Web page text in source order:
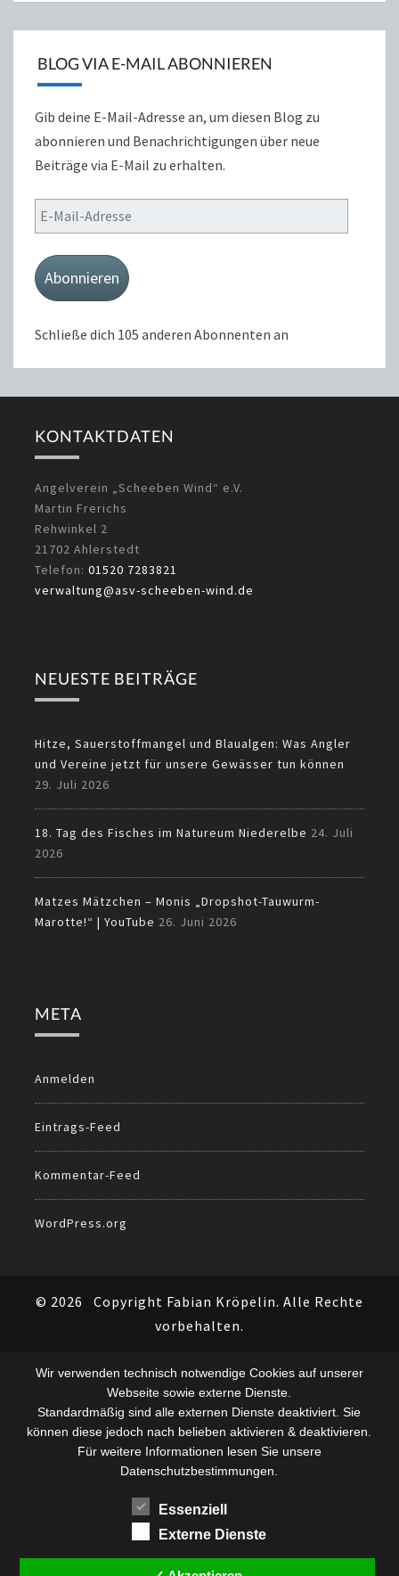
BLOG VIA E-MAIL ABONNIEREN
Gib deine E-Mail-Adresse an, um diesen Blog zu
abonnieren und Benachrichtigungen über neue
Beiträge via E-Mail zu erhalten.
E-
Mail-
Adresse
Abonnieren
Schließe dich 105 anderen Abonnenten an
KONTAKTDATEN
Angelverein „Scheeben Wind“ e.V.
Martin Frerichs
Rehwinkel 2
21702 Ahlerstedt
Telefon: 01520 7283821
verwaltung@asv-scheeben-wind.de
NEUESTE BEITRÄGE
Hitze, Sauerstoffmangel und Blaualgen: Was Angler
und Vereine jetzt für unsere Gewässer tun können
29. Juli 2026
18. Tag des Fisches im Natureum Niederelbe 24. Juli
2026
Matzes Mätzchen – Monis „Dropshot-Tauwurm-
Marotte!“ | YouTube 26. Juni 2026
META
Anmelden
Eintrags-Feed
Kommentar-Feed
WordPress.org
© 2026
Copyright Fabian Kröpelin. Alle Rechte
vorbehalten.
Wir verwenden technisch notwendige Cookies auf unserer
Webseite sowie externe Dienste.
Standardmäßig sind alle externen Dienste deaktiviert. Sie
können diese jedoch nach belieben aktivieren & deaktivieren.
Für weitere Informationen lesen Sie unsere
Datenschutzbestimmungen.
Essenziell
Externe Dienste